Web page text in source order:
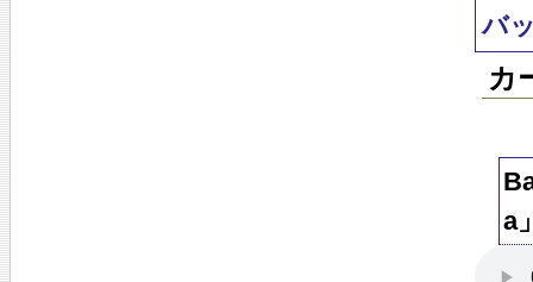
バ
カ
a